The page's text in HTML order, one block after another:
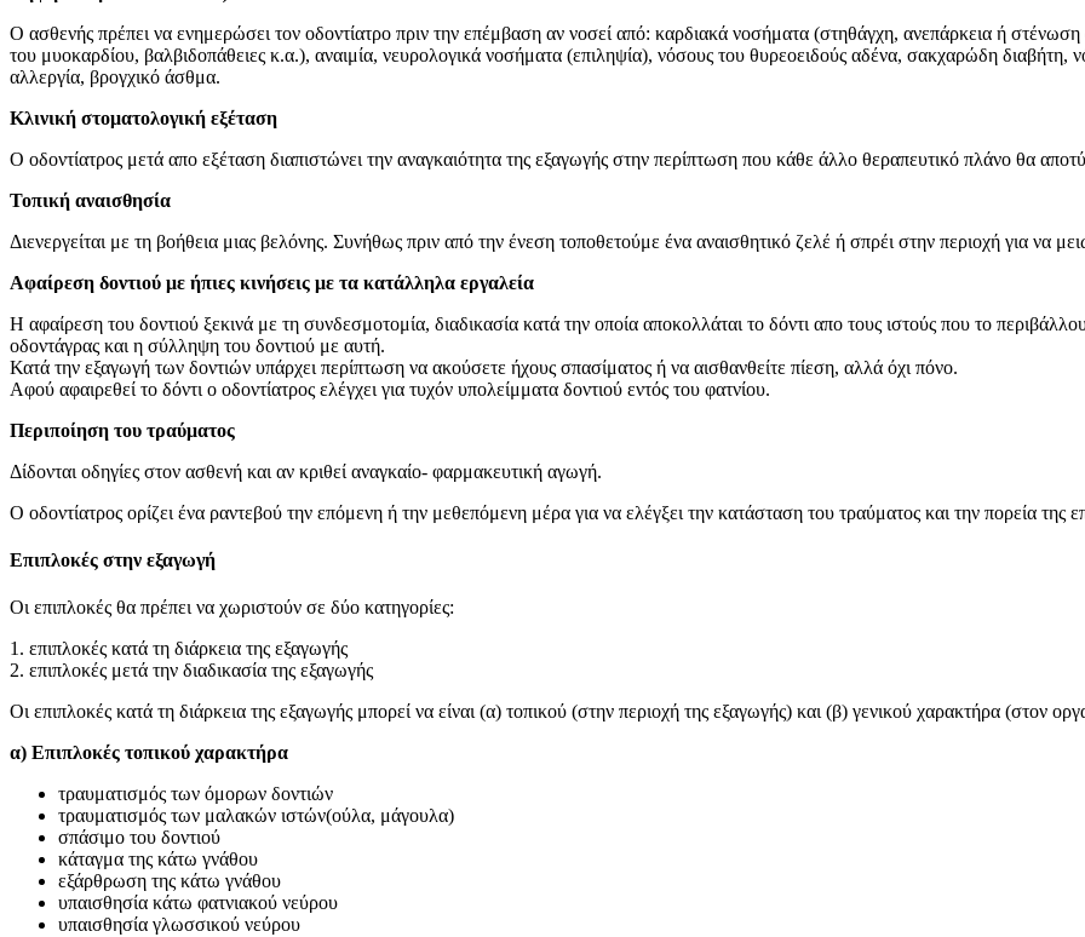
Ο ασθενής πρέπει να ενημερώσει τον οδοντίατρο πριν την επέμβαση αν νοσεί από: καρδιακά νοσήματα (στηθάγχη, ανεπάρκεια ή
του μυοκαρδίου, βαλβιδοπάθειες κ.α.), αναιμία, νευρολογικά νοσήματα (επιληψία), νόσους του θυρεοειδούς αδένα, σακχαρώδη διαβήτη,
αλλεργία, βρογχικό άσθμα.
Κλινική στοματολογική εξέταση
O oδοντίατρος μετά απο εξέταση διαπιστώνει την αναγκαιότητα της εξαγωγής στην περίπτωση που κάθε άλλο θεραπευτικό πλάνο θα
Τοπική αναισθησία
Διενεργείται με τη βοήθεια μιας βελόνης. Συνήθως πριν από την ένεση τοποθετούμε ένα αναισθητικό ζελέ ή σπρέι στην περιοχή για να
Αφαίρεση δοντιού με ήπιες κινήσεις με τα κατάλληλα εργαλεία
Η αφαίρεση του δοντιού ξεκινά με τη συνδεσμοτομία, διαδικασία κατά την οποία αποκολλάται το δόντι απο τους ιστούς που το
οδοντάγρας και η σύλληψη του δοντιού με αυτή.
Κατά την εξαγωγή των δοντιών υπάρχει περίπτωση να ακούσετε ήχους σπασίματος ή να αισθανθείτε πίεση, αλλά όχι πόνο.
Αφού αφαιρεθεί το δόντι ο οδοντίατρος ελέγχει για τυχόν υπολείμματα δοντιού εντός του φατνίου.
Περιποίηση του τραύματος
Δίδονται οδηγίες στον ασθενή και αν κριθεί αναγκαίο- φαρμακευτική αγωγή.
Ο οδοντίατρος ορίζει ένα ραντεβού την επόμενη ή την μεθεπόμενη μέρα για να ελέγξει την κατάσταση του τραύματος και την πορεία της
Επιπλοκές στην εξαγωγή
Οι επιπλοκές θα πρέπει να χωριστούν σε δύο κατηγορίες:
1. επιπλοκές κατά τη διάρκεια της εξαγωγής
2. επιπλοκές μετά την διαδικασία της εξαγωγής
Οι επιπλοκές κατά τη διάρκεια της εξαγωγής μπορεί να είναι (α) τοπικού (στην περιοχή της εξαγωγής) και (β) γενικού χαρακτήρα (στον
α) Επιπλοκές τοπικού χαρακτήρα
τραυματισμός των όμορων δοντιών
τραυματισμός των μαλακών ιστών(ούλα, μάγουλα)
σπάσιμο του δοντιού
κάταγμα της κάτω γνάθου
εξάρθρωση της κάτω γνάθου
υπαισθησία κάτω φατνιακού νεύρου
υπαισθησία γλωσσικού νεύρου